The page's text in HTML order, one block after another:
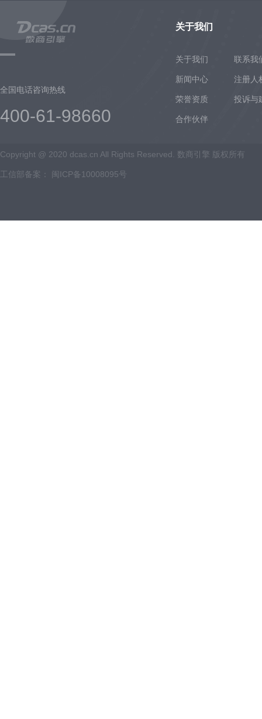
全国电话咨询热线
400-61-98660
关于我们
关于我们 联系我
新闻中心 注册人
荣誉资质 投诉与
合作伙伴
Copyright @ 2020 dcas.cn All Rights Reserved. 数商引擎 版权所有
工信部备案： 闽ICP备10008095号